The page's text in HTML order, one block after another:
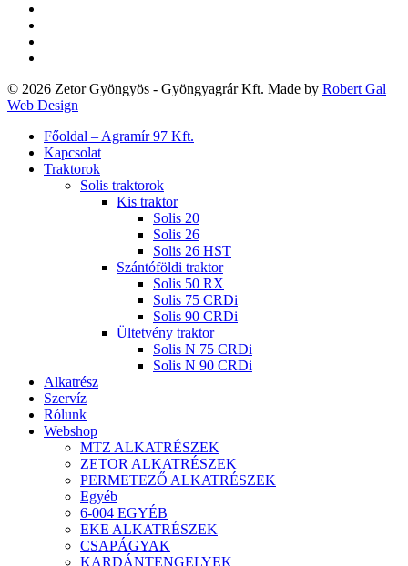
© 2026 Zetor Gyöngyös - Gyöngyagrár Kft. Made by Robert Gal
Web Design
Close
Menu
Főoldal – Agramír 97 Kft.
Kapcsolat
Traktorok
Solis traktorok
Kis traktor
Solis 20
Solis 26
Solis 26 HST
Szántóföldi traktor
Solis 50 RX
Solis 75 CRDi
Solis 90 CRDi
Ültetvény traktor
Solis N 75 CRDi
Solis N 90 CRDi
Alkatrész
Szervíz
Rólunk
Webshop
MTZ ALKATRÉSZEK
ZETOR ALKATRÉSZEK
PERMETEZŐ ALKATRÉSZEK
Egyéb
6-004 EGYÉB
EKE ALKATRÉSZEK
CSAPÁGYAK
KARDÁNTENGELYEK